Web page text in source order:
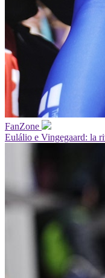
FanZone
Eulálio e Vingegaard: la